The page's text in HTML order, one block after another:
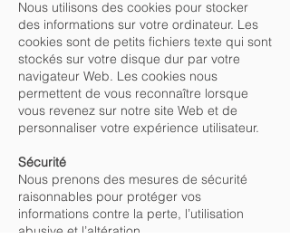
Nous utilisons des cookies pour stocker
des informations sur votre ordinateur. Les
cookies sont de petits fichiers texte qui sont
stockés sur votre disque dur par votre
navigateur Web. Les cookies nous
permettent de vous reconnaître lorsque
vous revenez sur notre site Web et de
personnaliser votre expérience utilisateur.
Sécurité
Nous prenons des mesures de sécurité
raisonnables pour protéger vos
informations contre la perte, l’utilisation
abusive et l’altération.